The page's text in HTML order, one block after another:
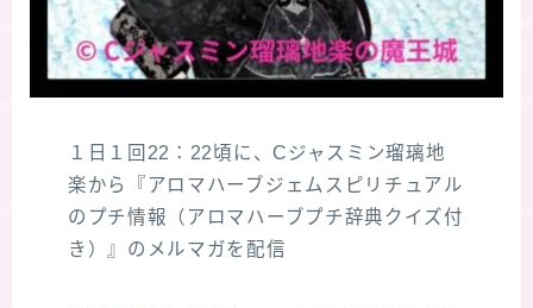
１日１回22：22頃に、Cジャスミン瑠璃地
楽から『アロマハーブジェムスピリチュアル
のプチ情報（アロマハーブプチ辞典クイズ付
き）』のメルマガを配信